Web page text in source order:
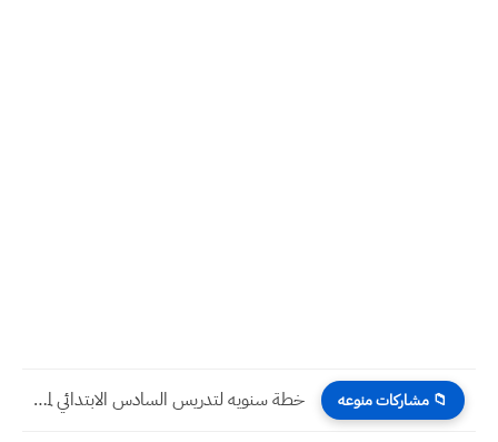
📁 مشاركات منوعه اوراق ملخص فيزياء اول متوسط المنهج الجديد 2024 الفصل الاول...